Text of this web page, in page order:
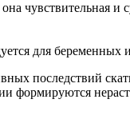
чувствительная и
для
последствий
формируются